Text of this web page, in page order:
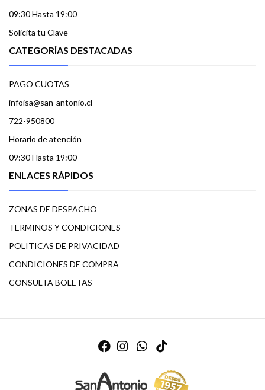
09:30 Hasta 19:00
Solicita tu Clave
CATEGORÍAS DESTACADAS
PAGO CUOTAS
infoisa@san-antonio.cl
722-950800
Horario de atención
09:30 Hasta 19:00
ENLACES RÁPIDOS
ZONAS DE DESPACHO
TERMINOS Y CONDICIONES
POLITICAS DE PRIVACIDAD
CONDICIONES DE COMPRA
CONSULTA BOLETAS